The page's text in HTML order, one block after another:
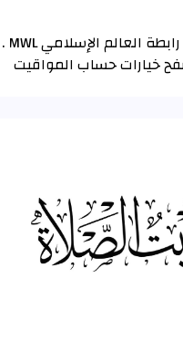
تم حساب مواقيت الصلاة و الأذان لـ سان جورج دو لويابوك (Saint-Georges-de-lOyapock) باستخدام تقويم رابطة العالم الإسلامي MWL .
خيارات حساب المواقيت